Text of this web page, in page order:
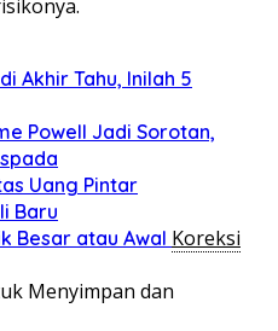
Akhir Tahu, Inilah 5
Powell Jadi Sorotan,
Uang Pintar
Baru
Besar atau Awal Koreksi
Menyimpan dan